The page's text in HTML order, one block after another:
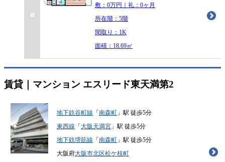
敷：0万円｜礼：0ヶ月
所在階：5階
間取り：1K
面積：18.69㎡
賃貸｜マンション エスリード東天満第2
地下鉄谷町線 「南森町 」駅 徒歩5分
東西線 「大阪天満宮 」駅 徒歩5分
地下鉄堺筋線 「南森町 」駅 徒歩5分
大阪府大阪市北区松ケ枝町